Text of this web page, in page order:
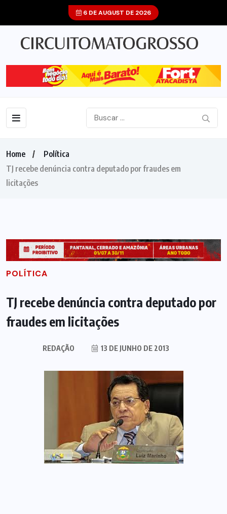
6 DE AUGUST DE 2026
Home
Política
TJ recebe denúncia contra deputado por fraudes em
licitações
POLÍTICA
TJ recebe denúncia contra deputado por
fraudes em licitações
REDAÇÃO 13 DE JUNHO DE 2013